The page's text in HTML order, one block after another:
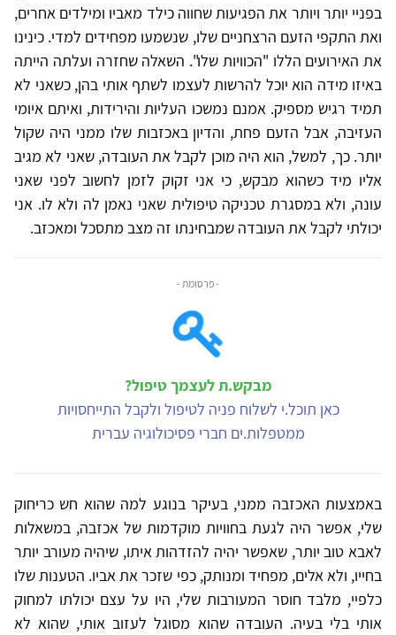
בפניי יותר ויותר את הפגיעות שחווה כילד מאביו ומילדים אחרים,
ואת התקפי הזעם הרצחניים שלו, שנשמעו מפחידים למדי. כינינו
את האירועים הללו "הכוויות שלו". השאלה שחזרה ועלתה הייתה
באיזו מידה הוא יוכל להרשות לעצמו לשתף אותי בהן, כשאני לא
תמיד רגיש מספיק. אמנם נמשכו העליות והירידות, ואיתם איומי
העזיבה, אבל הזעם פחת, והדיון באכזבות שלו ממני היה שקול
יותר. כך, למשל, הוא היה מוכן לקבל את העובדה, שאני לא מגיב
אליו מיד כשהוא מבקש, כי אני זקוק לזמן לחשוב לפני שאני
עונה, ולא במסגרת טכניקה טיפולית שאני נאמן לה ולא לו. אני
יכולתי לקבל את העובדה שמבחינתו זה מצב מתסכל ומאכזב.
- פרסומת -
מבקש.ת לעצמך טיפול?
כאן תוכל.י לשלוח פניה לטיפול ולקבל התייחסויות
ממטפלות.ים חברי פסיכולוגיה עברית
באמצעות האכזבה ממני, בעיקר בנוגע למה שהוא חש כריחוק
שלי, אפשר היה לגעת בחוויות מוקדמות של אכזבה, במשאלות
לאבא טוב יותר, שאפשר יהיה להזדהות איתו, שיהיה מעורב יותר
בחייו, ולא אלים, מפחיד ומנותק, כפי שזכר את אביו. הטענות שלו
כלפיי, מלבד חוסר המעורבות שלי, היו על עצם יכולתו למחוק
אותי בלי בעיה. העובדה שהוא מסוגל לעזוב אותי, שהוא לא